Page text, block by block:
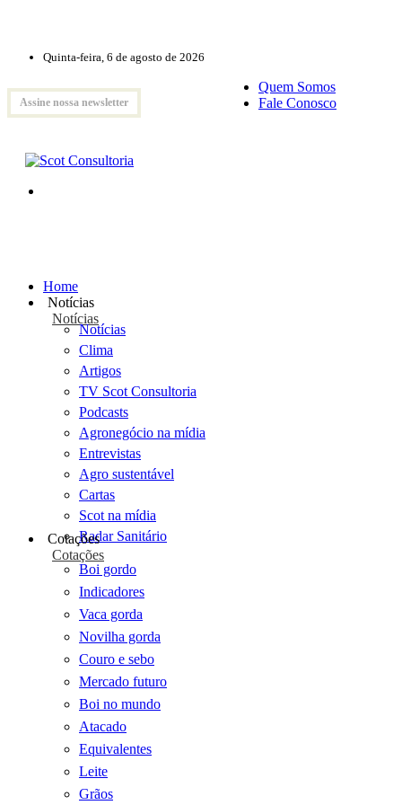
Quinta-feira, 6 de agosto de 2026
Assine nossa newsletter
Quem Somos
Fale Conosco
Home
Notícias
Notícias
Notícias
Clima
Artigos
TV Scot Consultoria
Podcasts
Agronegócio na mídia
Entrevistas
Agro sustentável
Cartas
Scot na mídia
Radar Sanitário
Cotações
Cotações
Boi gordo
Indicadores
Vaca gorda
Novilha gorda
Couro e sebo
Mercado futuro
Boi no mundo
Atacado
Equivalentes
Leite
Grãos